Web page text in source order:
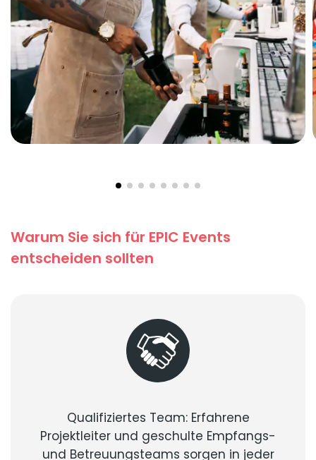
Warum Sie sich für EPIC Events
entscheiden sollten
Qualifiziertes Team: Erfahrene
Projektleiter und geschulte Empfangs-
und Betreuungsteams sorgen in jeder